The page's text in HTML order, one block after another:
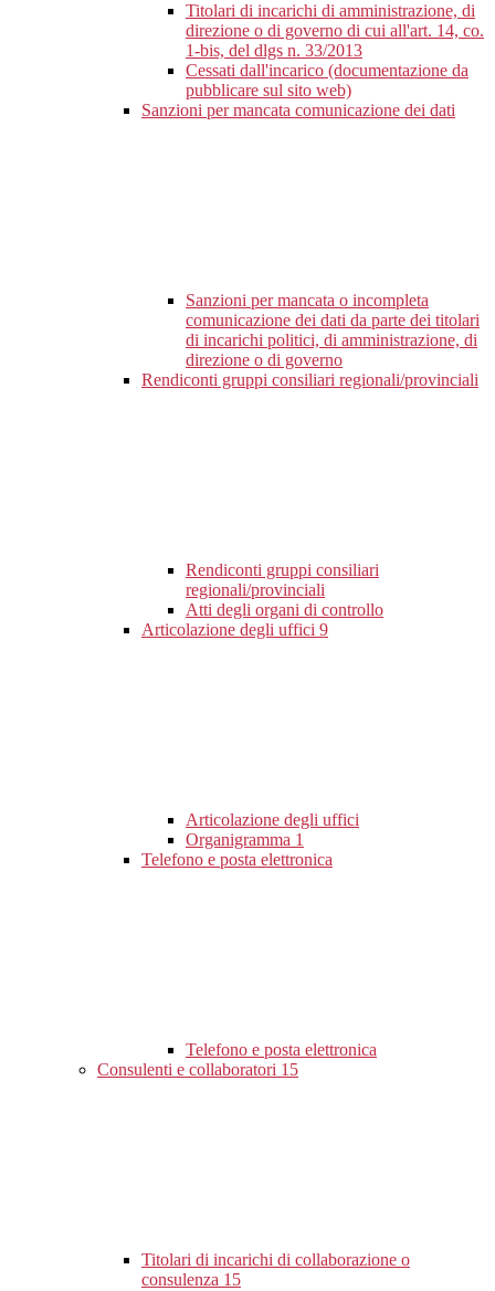
Titolari di incarichi di amministrazione, di
direzione o di governo di cui all'art. 14, co.
1-bis, del dlgs n. 33/2013
Cessati dall'incarico (documentazione da
pubblicare sul sito web)
Sanzioni per mancata comunicazione dei dati
Sanzioni per mancata o incompleta
comunicazione dei dati da parte dei titolari
di incarichi politici, di amministrazione, di
direzione o di governo
Rendiconti gruppi consiliari regionali/provinciali
Rendiconti gruppi consiliari
regionali/provinciali
Atti degli organi di controllo
Articolazione degli uffici 9
Articolazione degli uffici
Organigramma 1
Telefono e posta elettronica
Telefono e posta elettronica
Consulenti e collaboratori 15
Titolari di incarichi di collaborazione o
consulenza 15